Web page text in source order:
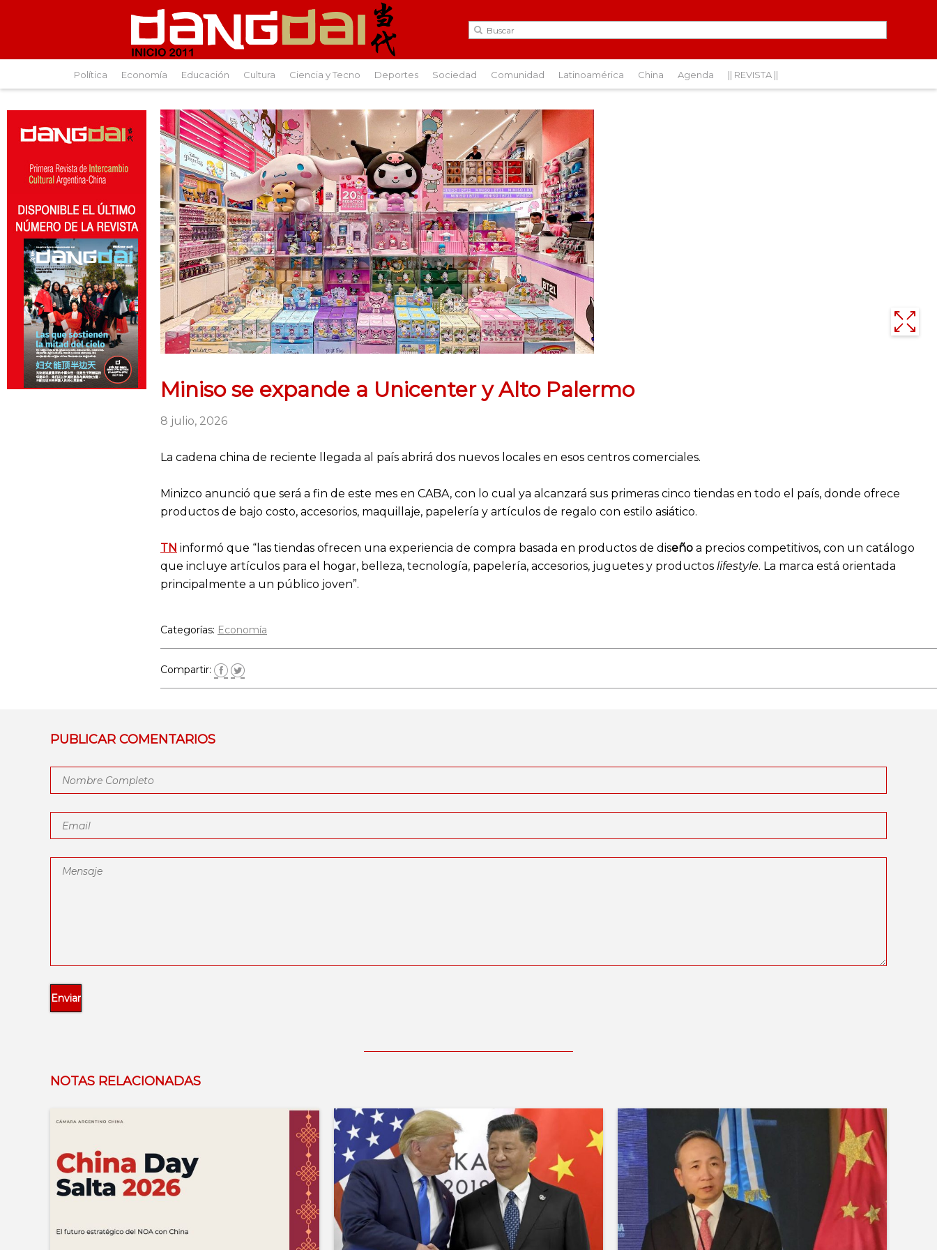
Política Economía Educación Cultura Ciencia y Tecno Deportes Sociedad Comunidad Latinoamérica China Agenda || REVISTA ||
Miniso se expande a Unicenter y Alto Palermo
8 julio, 2026
La cadena china de reciente llegada al país abrirá dos nuevos locales en esos centros comerciales.
Minizco anunció que será a fin de este mes en CABA, con lo cual ya alcanzará sus primeras cinco tiendas en todo el país, donde ofrece
productos de bajo costo, accesorios, maquillaje, papelería y artículos de regalo con estilo asiático.
TN informó que “las tiendas ofrecen una experiencia de compra basada en productos de diseño a precios competitivos, con un catálogo
que incluye artículos para el hogar, belleza, tecnología, papelería, accesorios, juguetes y productos lifestyle. La marca está orientada
principalmente a un público joven”.
Categorías: Economía
Compartir:
PUBLICAR COMENTARIOS
NOTAS RELACIONADAS